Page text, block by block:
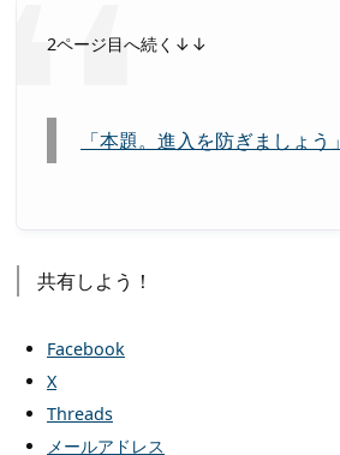
2ページ目へ続く↓↓
「本題。進入を防ぎましょう」
共有しよう！
Facebook
X
Threads
メールアドレス